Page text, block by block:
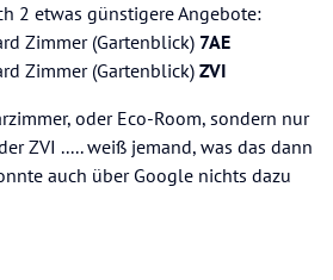
2 etwas günstigere Angebote:
Zimmer (Gartenblick) 7AE
Zimmer (Gartenblick) ZVI
oder Eco-Room, sondern nur
ZVI ..... weiß jemand, was das dann
auch über Google nichts dazu